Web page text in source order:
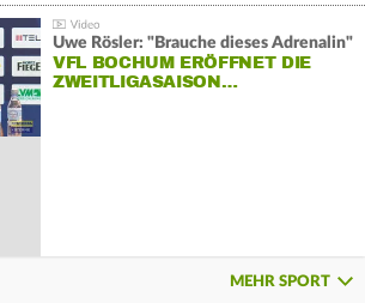
Uwe Rösler: "Brauche dieses Adrenalin"
VFL BOCHUM ERÖFFNET DIE
ZWEITLIGASAISON…
MEHR SPORT